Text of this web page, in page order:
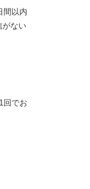
間以内
がない
回でお